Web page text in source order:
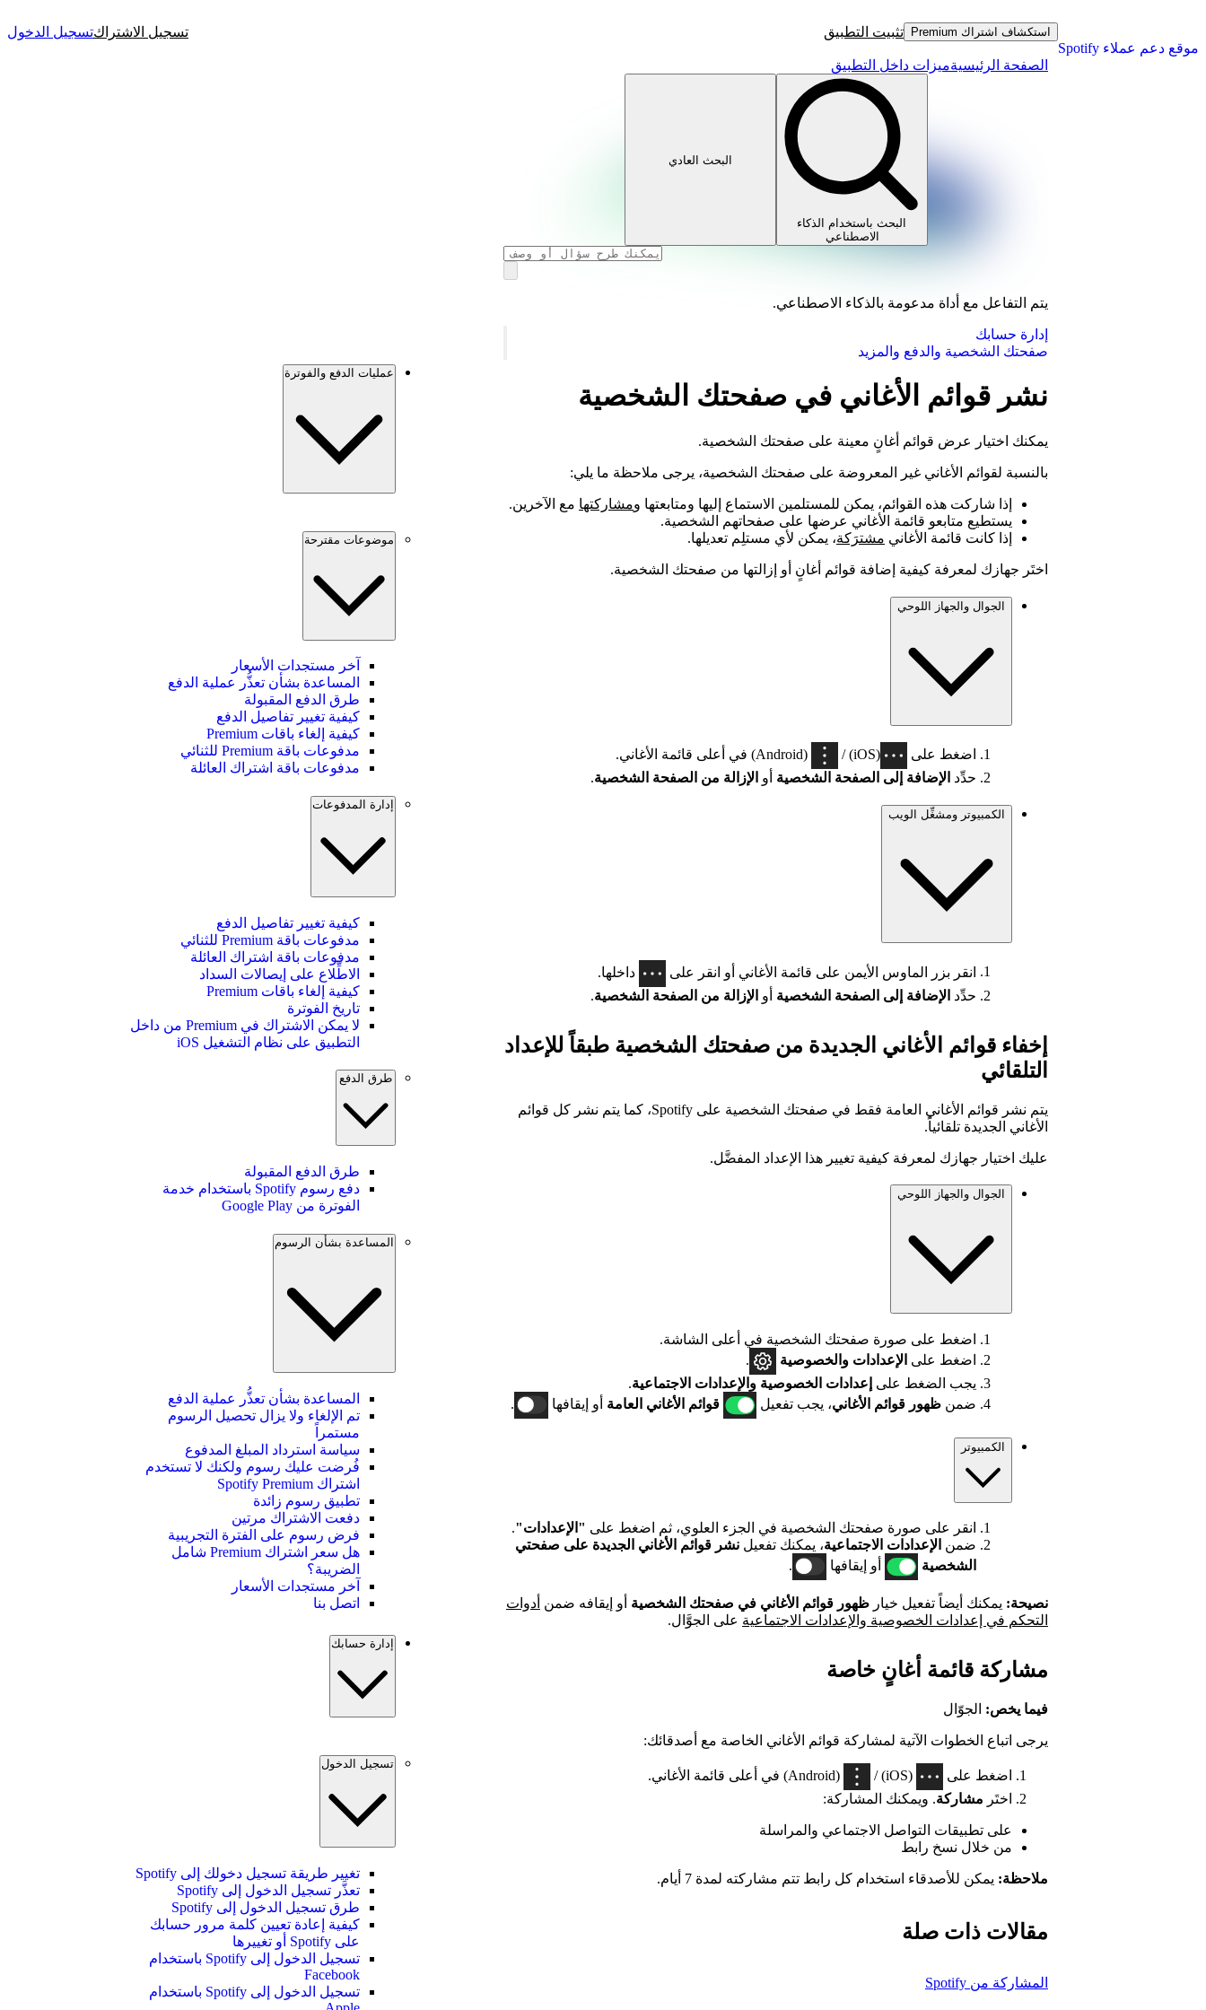
موقع دعم عملاء Spotify
استكشاف اشتراك Premium تثبيت التطبيق تسجيل الاشتراكتسجيل الدخول
الصفحة الرئيسيةميزات داخل التطبيق
البحث باستخدام الذكاء
الاصطناعي
البحث العادي
يتم التفاعل مع أداة مدعومة بالذكاء الاصطناعي.
إدارة حسابك
صفحتك الشخصية والدفع والمزيد
نشر قوائم الأغاني في صفحتك الشخصية
يمكنك اختيار عرض قوائم أغانٍ معينة على صفحتك الشخصية.
بالنسبة لقوائم الأغاني غير المعروضة على صفحتك الشخصية، يرجى ملاحظة ما يلي:
إذا شاركت هذه القوائم، يمكن للمستلمين الاستماع إليها ومتابعتها ومشاركتها مع الآخرين.
يستطيع متابعو قائمة الأغاني عرضها على صفحاتهم الشخصية.
إذا كانت قائمة الأغاني مشترَكة، يمكن لأي مستلِم تعديلها.
اختَر جهازك لمعرفة كيفية إضافة قوائم أغانٍ أو إزالتها من صفحتك الشخصية.
الجوال والجهاز اللوحي
اضغط على (iOS) /
(Android) في أعلى قائمة الأغاني.
حدِّد الإضافة إلى الصفحة الشخصية أو الإزالة من الصفحة الشخصية.
الكمبيوتر ومشغِّل الويب
انقر بزر الماوس الأيمن على قائمة الأغاني أو انقر على
داخلها.
حدِّد الإضافة إلى الصفحة الشخصية أو الإزالة من الصفحة الشخصية.
إخفاء قوائم الأغاني الجديدة من صفحتك الشخصية طبقاً للإعداد
التلقائي
يتم نشر قوائم الأغاني العامة فقط في صفحتك الشخصية على Spotify، كما يتم نشر كل قوائم
الأغاني الجديدة تلقائياً.
عليك اختيار جهازك لمعرفة كيفية تغيير هذا الإعداد المفضَّل.
الجوال والجهاز اللوحي
اضغط على صورة صفحتك الشخصية في أعلى الشاشة.
اضغط على الإعدادات والخصوصية
.
يجب الضغط على إعدادات الخصوصية والإعدادات الاجتماعية.
ضمن ظهور قوائم الأغاني، يجب تفعيل قوائم الأغاني العامة أو إيقافها .
الكمبيوتر
انقر على صورة صفحتك الشخصية في الجزء العلوي، ثم اضغط على "الإعدادات".
ضمن الإعدادات الاجتماعية، يمكنك تفعيل نشر قوائم الأغاني الجديدة على صفحتي
الشخصية
أو إيقافها .
نصيحة: يمكنك أيضاً تفعيل خيار ظهور قوائم الأغاني في صفحتك الشخصية أو إيقافه ضمن أدوات
التحكم في إعدادات الخصوصية والإعدادات الاجتماعية على الجوَّال.
مشاركة قائمة أغانٍ خاصة
فيما يخص: الجوّال
يرجى اتباع الخطوات الآتية لمشاركة قوائم الأغاني الخاصة مع أصدقائك:
اضغط على (iOS) /
(Android) في أعلى قائمة الأغاني.
اختَر مشاركة. ويمكنك المشاركة:
على تطبيقات التواصل الاجتماعي والمراسلة
من خلال نسخ رابط
ملاحظة: يمكن للأصدقاء استخدام كل رابط تتم مشاركته لمدة 7 أيام.
مقالات ذات صلة
المشاركة من Spotify
عمليات الدفع والفوترة
موضوعات مقترحة
آخر مستجدات الأسعار
المساعدة بشأن تعذُّر عملية الدفع
طرق الدفع المقبولة
كيفية تغيير تفاصيل الدفع
كيفية إلغاء باقات Premium
مدفوعات باقة Premium للثنائي
مدفوعات باقة اشتراك العائلة
إدارة المدفوعات
كيفية تغيير تفاصيل الدفع
مدفوعات باقة Premium للثنائي
مدفوعات باقة اشتراك العائلة
الاطِّلاع على إيصالات السداد
كيفية إلغاء باقات Premium
تاريخ الفوترة
لا يمكن الاشتراك في Premium من داخل
التطبيق على نظام التشغيل iOS
طرق الدفع
طرق الدفع المقبولة
دفع رسوم Spotify باستخدام خدمة
الفوترة من Google Play
المساعدة بشأن الرسوم
المساعدة بشأن تعذُّر عملية الدفع
تم الإلغاء ولا يزال تحصيل الرسوم
مستمراً
سياسة استرداد المبلغ المدفوع
فُرضت عليك رسوم ولكنك لا تستخدم
اشتراك Spotify Premium
تطبيق رسوم زائدة
دفعت الاشتراك مرتين
فرض رسوم على الفترة التجريبية
هل سعر اشتراك Premium شامل
الضريبة؟
آخر مستجدات الأسعار
اتصل بنا
إدارة حسابك
تسجيل الدخول
تغيير طريقة تسجيل دخولك إلى Spotify
تعذَّر تسجيل الدخول إلى Spotify
طرق تسجيل الدخول إلى Spotify
كيفية إعادة تعيين كلمة مرور حسابك
على Spotify أو تغييرها
تسجيل الدخول إلى Spotify باستخدام
Facebook
تسجيل الدخول إلى Spotify باستخدام